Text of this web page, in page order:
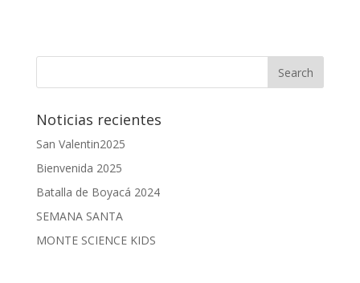
Noticias recientes
San Valentin2025
Bienvenida 2025
Batalla de Boyacá 2024
SEMANA SANTA
MONTE SCIENCE KIDS